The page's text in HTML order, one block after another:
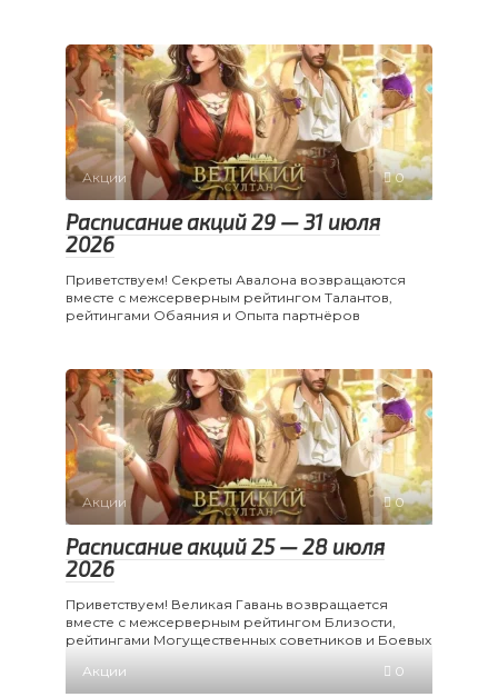
Акции 0
Расписание акций 29 — 31 июля
2026
Приветствуем! Секреты Авалона возвращаются
вместе с межсерверным рейтингом Талантов,
рейтингами Обаяния и Опыта партнёров
Акции 0
Расписание акций 25 — 28 июля
2026
Приветствуем! Великая Гавань возвращается
вместе с межсерверным рейтингом Близости,
рейтингами Могущественных советников и Боевых
Акции
0